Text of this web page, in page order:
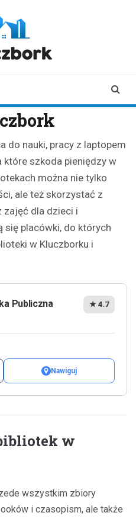
do nauki, pracy z laptopem
które szkoda pieniędzy w
można nie tylko
ale też skorzystać z
zajęć dla dzieci i
się placówki, do których
w Kluczborku i
Publiczna ★ 4.7
Nawiguj
w
wszystkim zbiory
i czasopism, ale także